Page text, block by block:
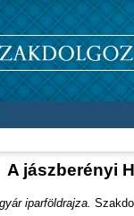
A jászberényi
iparföldrajza.